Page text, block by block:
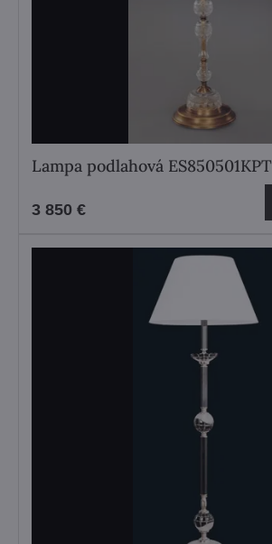
Lampa podlahová ES850501KPT
3 850 €